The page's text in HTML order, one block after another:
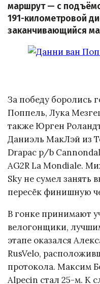
маршрут — с
191-километровой
заканчивающийся
За победу боролись
Поппель, Лука
также Юрген
Даниэль МакЛэй из
Drapac p/b
AG2R La Mondiale.
Sky не сумел
пересёк финишную
В гонке принимают
велогонщики,
этапе оказался
RusVelo,
протокола. Максим
Alpecin стал 25-м. К